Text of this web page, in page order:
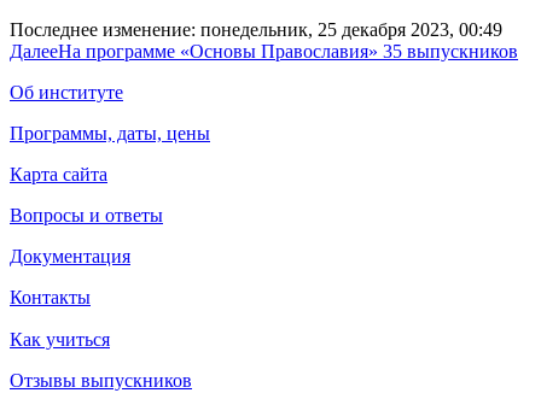
Последнее изменение: понедельник, 25 декабря 2023, 00:49
ДалееНа программе «Основы Православия» 35 выпускников
Об институте
Программы, даты, цены
Карта сайта
Вопросы и ответы
Документация
Контакты
Как учиться
Отзывы выпускников